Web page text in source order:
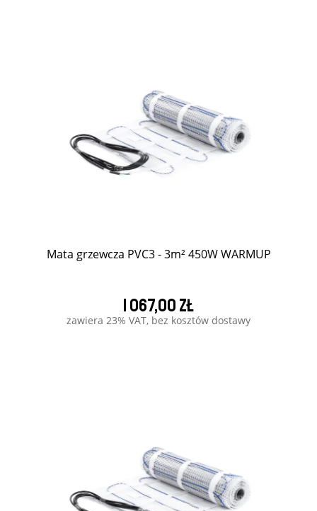
Mata grzewcza PVC3 - 3m² 450W WARMUP
1 067,00 zł
zawiera 23% VAT, bez kosztów dostawy